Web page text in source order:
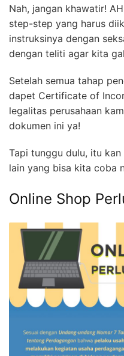
Nah, jangan khawatir!
step-step yang harus
instruksinya dengan
dengan teliti agar kita
Setelah semua tahap
dapet Certificate of
legalitas perusahaan
dokumen ini ya!
Tapi tunggu dulu, itu
lain yang bisa kita coba
Online Shop